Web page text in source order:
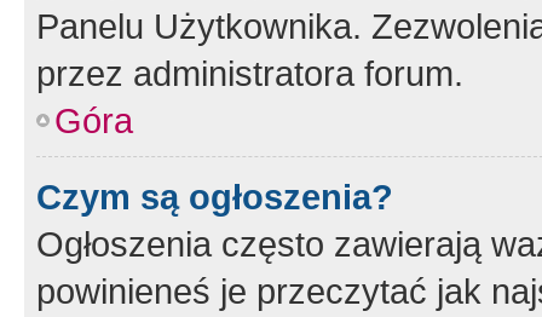
Panelu Użytkownika.
przez administratora forum.
Góra
Czym są ogłoszenia?
Ogłoszenia często zawierają
powinieneś je przeczytać jak